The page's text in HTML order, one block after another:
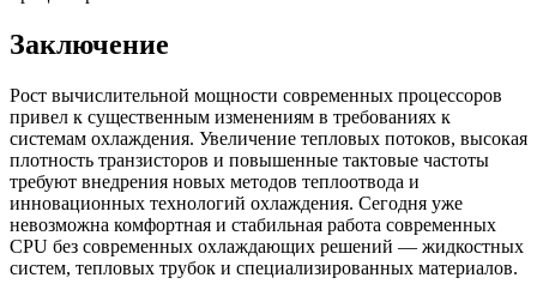
Заключение
Рост вычислительной мощности современных процессоров
привел к существенным изменениям в требованиях к
системам охлаждения. Увеличение тепловых потоков, высокая
плотность транзисторов и повышенные тактовые частоты
требуют внедрения новых методов теплоотвода и
инновационных технологий охлаждения. Сегодня уже
невозможна комфортная и стабильная работа современных
CPU без современных охлаждающих решений — жидкостных
систем, тепловых трубок и специализированных материалов.